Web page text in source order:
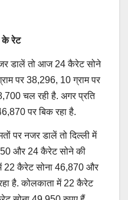
के रेट
डालें तो आज 24 कैरेट सोने
पर 38,296, 10 ग्राम पर
चल रही है. अगर प्रति
पर बिक रहा है.
पर नजर डालें तो दिल्ली में
और 24 कैरेट सोने की
22 कैरेट सोना 46,870 और
है. कोलकाता में 22 कैरेट